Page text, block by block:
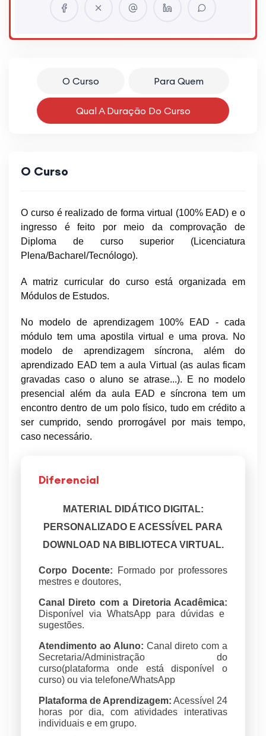
O Curso Para Quem
Qual A Duração Do Curso
O Curso
O curso é realizado de forma virtual (100% EAD) e o
ingresso é feito por meio da comprovação de
Diploma de curso superior (Licenciatura
Plena/Bacharel/Tecnólogo).
A matriz curricular do curso está organizada em
Módulos de Estudos.
No modelo de aprendizagem 100% EAD - cada
módulo tem uma apostila virtual e uma prova.
No
modelo de aprendizagem síncrona, além do
aprendizado EAD tem a aula Virtual (as aulas ficam
gravadas caso o aluno se atrase...). E no modelo
presencial além da aula EAD e síncrona tem um
encontro dentro de um polo físico, tudo em crédito a
ser cumprido, sendo prorrogável por mais tempo,
caso necessário.
Diferencial
MATERIAL DIDÁTICO DIGITAL:
PERSONALIZADO E ACESSÍVEL PARA
DOWNLOAD NA BIBLIOTECA VIRTUAL.
Corpo Docente: Formado por professores
mestres e doutores,
Canal Direto com a Diretoria Acadêmica:
Disponível via WhatsApp para dúvidas e
sugestões.
Atendimento ao Aluno: Canal direto com a
Secretaria/Administração do
curso(plataforma onde está disponível o
curso) ou via telefone/WhatsApp
Plataforma de Aprendizagem: Acessível 24
horas por dia, com atividades interativas
individuais e em grupo.